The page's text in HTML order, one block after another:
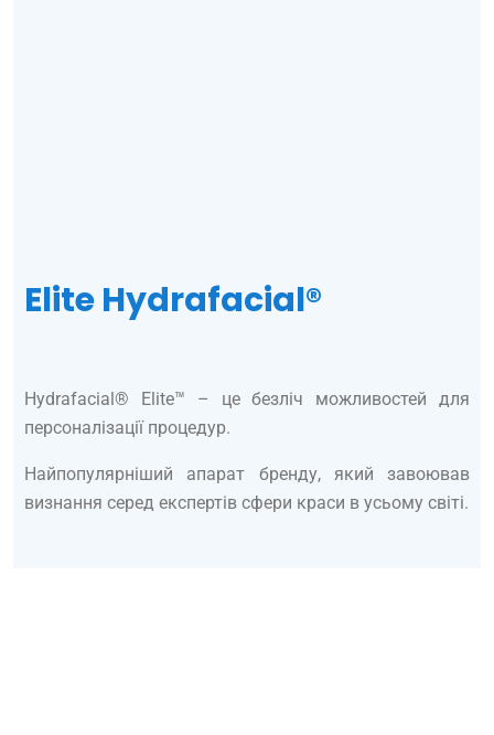
Elite Hydrafacial®
Hydrafacial® Elite™ – це безліч можливостей для
персоналізації процедур.
Найпопулярніший апарат бренду, який завоював
визнання серед експертів сфери краси в усьому світі.